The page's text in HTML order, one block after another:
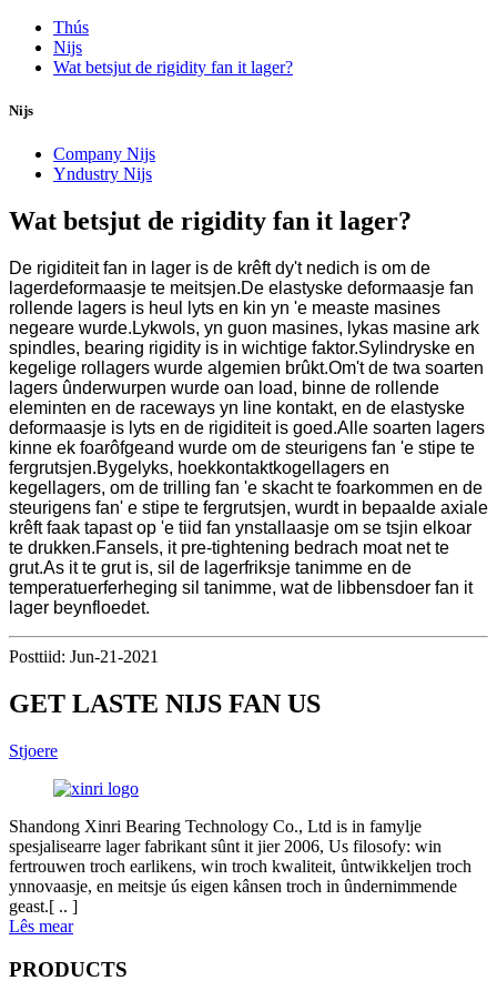
Thús
Nijs
Wat betsjut de rigidity fan it lager?
Nijs
Company Nijs
Yndustry Nijs
Wat betsjut de rigidity fan it lager?
De rigiditeit fan in lager is de krêft dy't nedich is om de
lagerdeformaasje te meitsjen.De elastyske deformaasje fan
rollende lagers is heul lyts en kin yn 'e measte masines
negeare wurde.Lykwols, yn guon masines, lykas masine ark
spindles, bearing rigidity is in wichtige faktor.Sylindryske en
kegelige rollagers wurde algemien brûkt.Om't de twa soarten
lagers ûnderwurpen wurde oan load, binne de rollende
eleminten en de raceways yn line kontakt, en de elastyske
deformaasje is lyts en de rigiditeit is goed.Alle soarten lagers
kinne ek foarôfgeand wurde om de steurigens fan 'e stipe te
fergrutsjen.Bygelyks, hoekkontaktkogellagers en
kegellagers, om de trilling fan 'e skacht te foarkommen en de
steurigens fan' e stipe te fergrutsjen, wurdt in bepaalde axiale
krêft faak tapast op 'e tiid fan ynstallaasje om se tsjin elkoar
te drukken.Fansels, it pre-tightening bedrach moat net te
grut.As it te grut is, sil de lagerfriksje tanimme en de
temperatuerferheging sil tanimme, wat de libbensdoer fan it
lager beynfloedet.
Posttiid: Jun-21-2021
GET LASTE NIJS FAN US
Stjoere
Shandong Xinri Bearing Technology Co., Ltd is in famylje
spesjalisearre lager fabrikant sûnt it jier 2006, Us filosofy: win
fertrouwen troch earlikens, win troch kwaliteit, ûntwikkeljen troch
ynnovaasje, en meitsje ús eigen kânsen troch in ûndernimmende
geast.[ .. ]
Lês mear
PRODUCTS